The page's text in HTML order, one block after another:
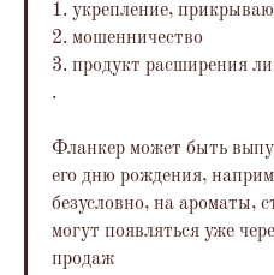
1. укрепление,
2. мошенничество
3. продукт расширения
.
Фланкер может быть
его дню рождения,
безусловно, на ароматы,
могут появляться уже
продаж